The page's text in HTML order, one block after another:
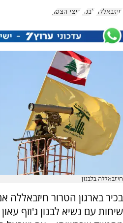
חיזבאללה לבנון חיצי הצפון
חיזבאללה בלבנון
בכיר בארגון הטרור חיזבאללה
שיחות עם נשיא לבנון ג'וזף